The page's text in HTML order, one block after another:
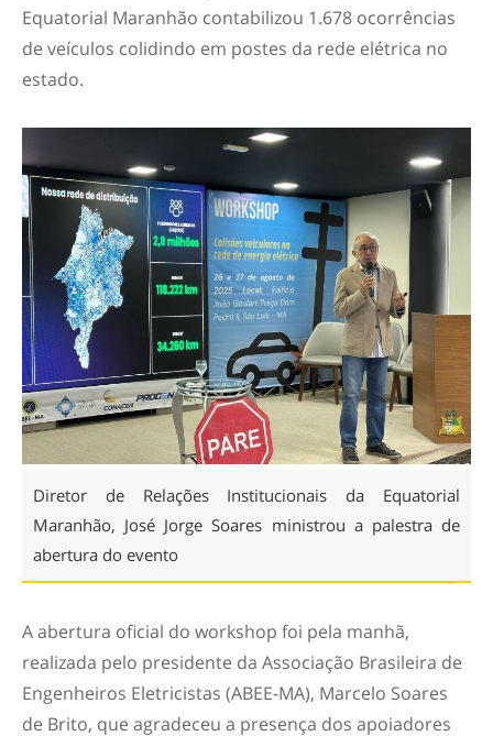
Equatorial Maranhão contabilizou 1.678 ocorrências
de veículos colidindo em postes da rede elétrica no
estado.
Diretor de Relações Institucionais da Equatorial
Maranhão, José Jorge Soares ministrou a palestra de
abertura do evento
A abertura oficial do workshop foi pela manhã,
realizada pelo presidente da Associação Brasileira de
Engenheiros Eletricistas (ABEE-MA), Marcelo Soares
de Brito, que agradeceu a presença dos apoiadores